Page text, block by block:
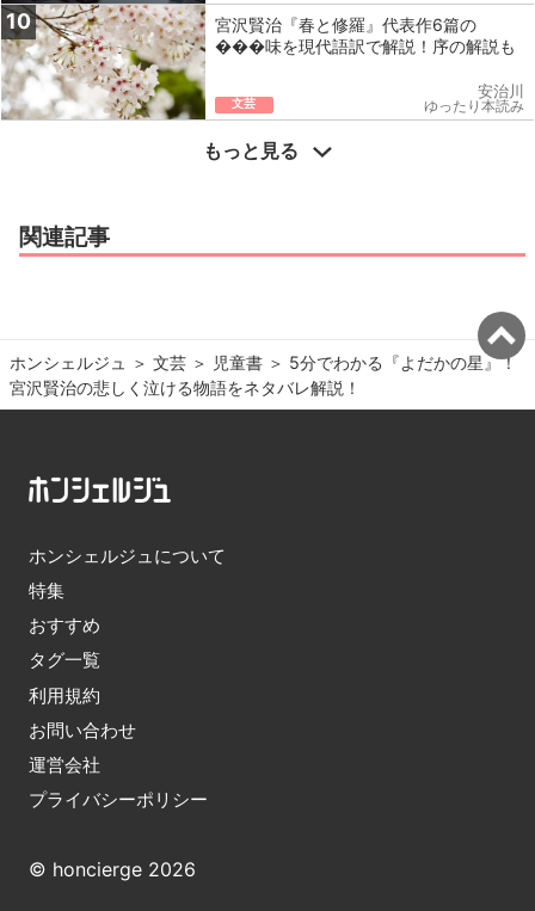
10
宮沢賢治『春と修羅』代表作6篇の
���味を現代語訳で解説！序の解説も
文芸
安治川
ゆったり本読み
もっと見る
関連記事
ホンシェルジュ ＞ 文芸 ＞ 児童書 ＞ 5分でわかる『よだかの星』！
宮沢賢治の悲しく泣ける物語をネタバレ解説！
ホンシェルジュについて
特集
おすすめ
タグ一覧
利用規約
お問い合わせ
運営会社
プライバシーポリシー
© honcierge 2026